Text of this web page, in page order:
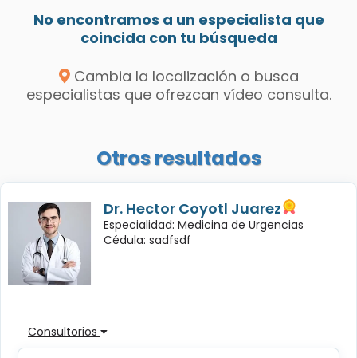
No encontramos a un especialista que
coincida con tu búsqueda
Cambia la localización o busca
especialistas que ofrezcan vídeo consulta.
Otros resultados
Dr. Hector Coyotl Juarez
Especialidad: Medicina de Urgencias
Cédula: sadfsdf
Consultorios